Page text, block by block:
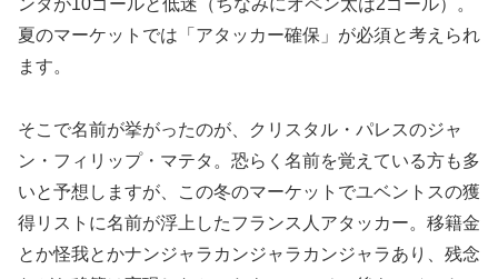
ンタが10ゴールと低迷（ちなみにオペン太は2ゴール）。
夏のマーケットでは「アタッカー確保」が必須と考えられ
ます。
そこで名前が挙がったのが、クリスタル・パレスのジャ
ン・フィリップ・マテタ。恐らく名前を覚えている方も多
いと予想しますが、この冬のマーケットでユベントスの獲
得リストに名前が浮上したフランス人アタッカー。移籍金
とか怪我とかナンジャラカンジャラカンジャラあり、残念